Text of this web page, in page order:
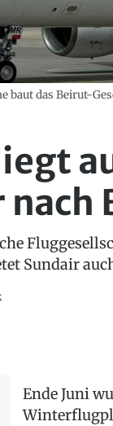
baut das Beirut-
nach
Sundair
Ende Juni